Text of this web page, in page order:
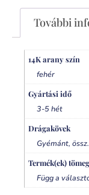
További
14K arany szín
fehér
Gyártási idő
3-5 hét
Drágakövek
Gyémánt,
Termék(ek)
Függ a